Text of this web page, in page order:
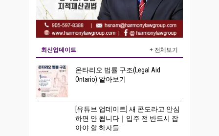
최신업데이트 + 전체보기
온타리오 법률 구조(Legal Aid
Ontario) 알아보기
[유튜브 업데이트] 새 콘도라고 안심
하면 안 됩니다｜입주 전 반드시 잡
아야 할 하자들.